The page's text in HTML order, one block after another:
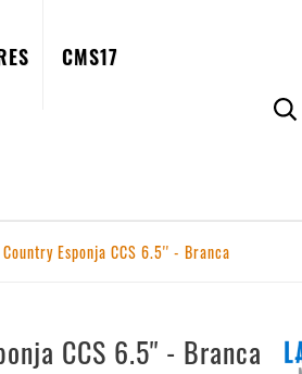
CMS17
Esponja CCS 6.5'' - Branca
CCS 6.5'' - Branca